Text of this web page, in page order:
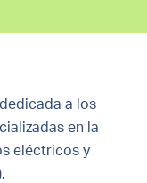
dedicada a los
en la
eléctricos y